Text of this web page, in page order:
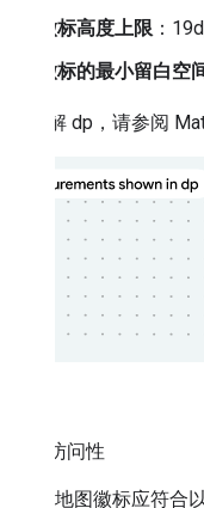
徽标高度上限 ：
徽标的最小留白空
如需了解 dp，请参阅
徽标可访问性
Google 地图徽标应符合